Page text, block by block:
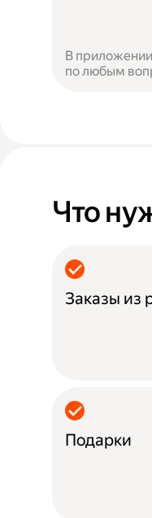
В
по любым
Что
Заказы из
Подарки